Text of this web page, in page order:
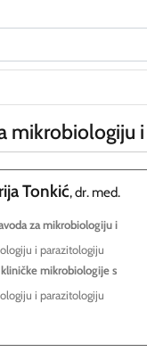
mikrobiologiju
Tonkić, dr. med.
za mikrobiologiju i
i parazitologiju
mikrobiologije s
i parazitologiju